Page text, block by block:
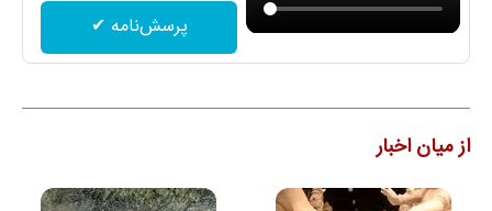
پرسش‌نامه ✔
از میان اخبار